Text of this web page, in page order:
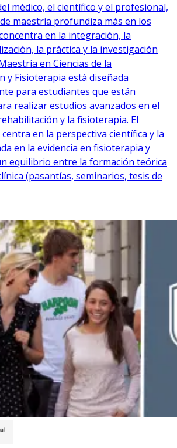
médico, el científico y el profesional,
maestría profundiza más en los
en la integración, la
la práctica y la investigación
en Ciencias de la
y Fisioterapia está diseñada
para estudiantes que están
realizar estudios avanzados en el
y la fisioterapia. El
en la perspectiva científica y la
en la evidencia en fisioterapia y
equilibrio entre la formación teórica
(pasantías, seminarios, tesis de